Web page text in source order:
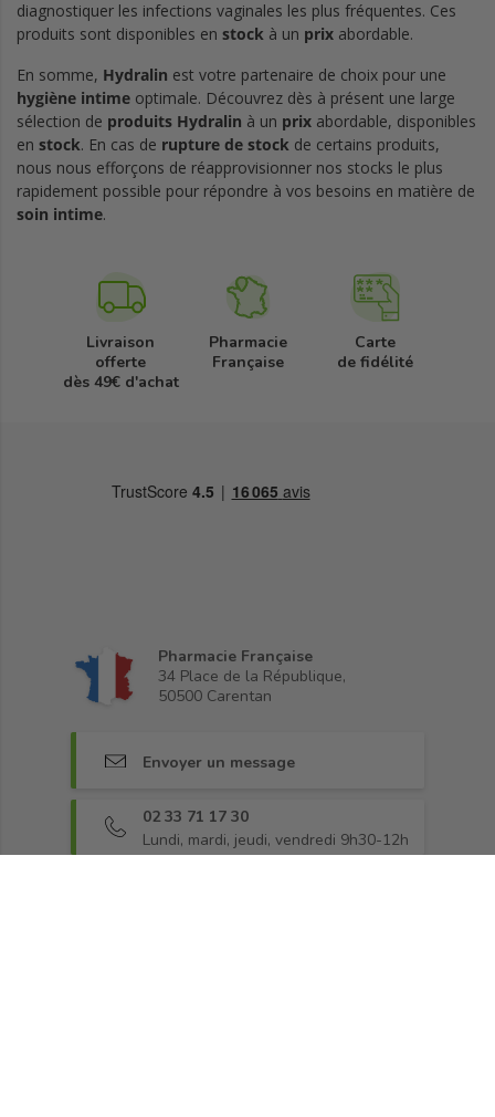
diagnostiquer les infections vaginales les plus fréquentes. Ces
produits sont disponibles en stock à un prix abordable.
En somme, Hydralin est votre partenaire de choix pour une
hygiène intime optimale. Découvrez dès à présent une large
sélection de produits Hydralin à un prix abordable, disponibles
en stock. En cas de rupture de stock de certains produits,
nous nous efforçons de réapprovisionner nos stocks le plus
rapidement possible pour répondre à vos besoins en matière de
soin intime.
Livraison
offerte
dès 49€ d'achat
Pharmacie
Française
Carte
de fidélité
Pharmacie Française
34 Place de la République,
50500 Carentan
Envoyer un message
02 33 71 17 30
Lundi, mardi, jeudi, vendredi 9h30-12h